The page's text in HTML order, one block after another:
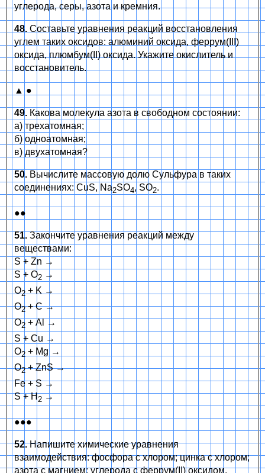
углерода, серы, азота и кремния.
48. Составьте уравнения реакций восстановления
углем таких оксидов: алюминий оксида, феррум(ІІІ)
оксида, плюмбум(ІІ) оксида. Укажите окислитель и
восстановитель.
▲ ●
49. Какова молекула азота в свободном состоянии:
а) трехатомная;
б) одноатомная;
в) двухатомная?
50. Вычислите массовую долю Сульфура в таких
соединениях: CuS, Na2SO4, SO2.
●●
51.Закончите уравнения реакций между
веществами:
S + Zn →
S + О2 →
О2 + K →
О2+ C →
О2+ Al →
S + Cu →
О2 + Mg →
О2+ ZnS →
Fe + S →
S + Н2→
●●●
52.Напишите химические уравнения
взаимодействия: фосфора с хлором; цинка с хлором;
азота с магнием; углерода с феррум(II) оксидом.